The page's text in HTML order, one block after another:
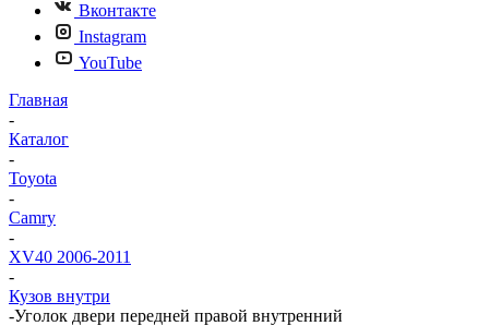
Вконтакте
Instagram
YouTube
Главная
-
Каталог
-
Toyota
-
Camry
-
XV40 2006-2011
-
Кузов внутри
-Уголок двери передней правой внутренний